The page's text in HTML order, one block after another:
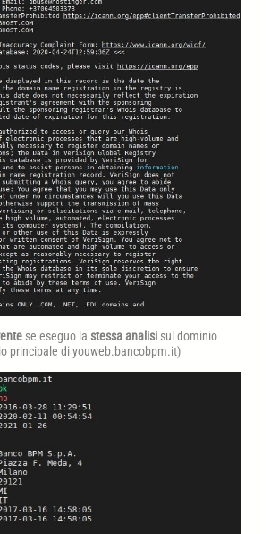
se eseguo la stessa analisi sul dominio
principale di youweb.bancobpm.it)